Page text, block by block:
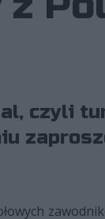
czyli